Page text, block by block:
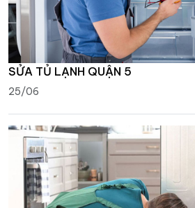
SỬA TỦ LẠNH QUẬN 5
25/06